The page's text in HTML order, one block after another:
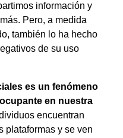
información y
Pero, a medida
también lo ha hecho
de su uso
es un fenómeno
en nuestra
encuentran
plataformas y se ven